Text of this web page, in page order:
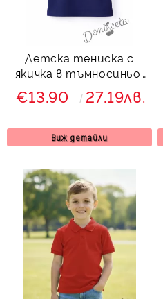
Детска тениска с
якичка в тъмносиньо,
подходяща за момче
или момиче и за
€13.90 27.19лв.
Виж детайли